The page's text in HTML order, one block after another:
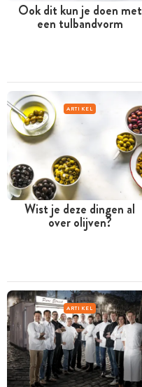
Ook dit kun je doen met
een tulbandvorm
ARTIKEL
Wist je deze dingen al
over olijven?
ARTIKEL